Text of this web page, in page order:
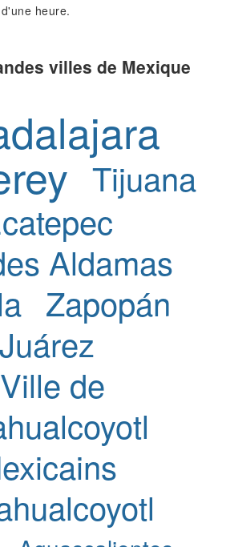
heure.
villes de Mexique
Tijuana
Aldamas
Zapopán
Juárez
Ville de